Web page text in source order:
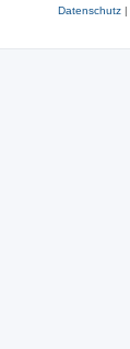
Datenschutz|